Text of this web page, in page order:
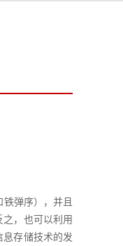
弹序），并且
，也可以利用
存储技术的发